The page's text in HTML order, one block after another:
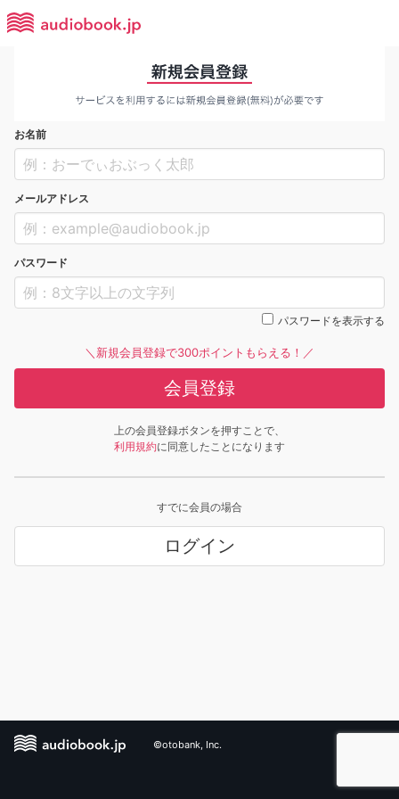
お名前
メールアドレス
パスワード
パスワードを表示する
＼新規会員登録で300ポイントもらえる！／
会員登録
上の会員登録ボタンを押すことで、
利用規約に同意したことになります
すでに会員の場合
ログイン
©otobank, Inc.